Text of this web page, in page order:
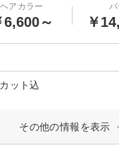
ヘアカラー
6,600～
パ
￥
ット込
その他の情報を表示